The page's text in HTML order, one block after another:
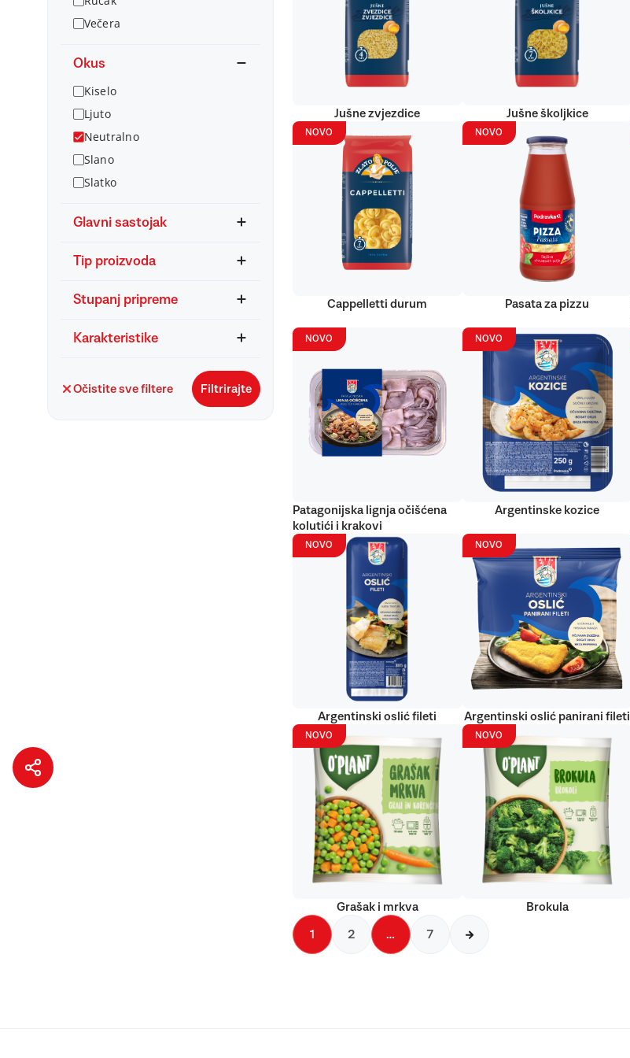
Večera
Okus
Kiselo
Ljuto
Neutralno
Slano
Slatko
Glavni sastojak
Tip proizvoda
Stupanj pripreme
Karakteristike
Očistite sve filtere Filtrirajte
Jušne zvjezdice Jušne školjkice
NOVO
Cappelletti durum
NOVO
Pasata za pizzu
NOVO
Patagonijska lignja očišćena
kolutići i krakovi
NOVO
Argentinske kozice
NOVO
Argentinski oslić fileti
NOVO
Argentinski oslić panirani fileti
NOVO
Grašak i mrkva
NOVO
Brokula
1 2 … 7